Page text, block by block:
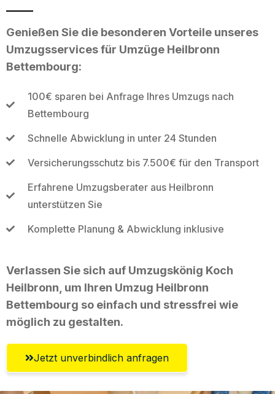
Genießen Sie die besonderen Vorteile unseres
Umzugsservices für Umzüge Heilbronn
Bettembourg:
100€ sparen bei Anfrage Ihres Umzugs nach
Bettembourg
Schnelle Abwicklung in unter 24 Stunden
Versicherungsschutz bis 7.500€ für den Transport
Erfahrene Umzugsberater aus Heilbronn
unterstützen Sie
Komplette Planung & Abwicklung inklusive
Verlassen Sie sich auf Umzugskönig Koch
Heilbronn, um Ihren Umzug Heilbronn
Bettembourg so einfach und stressfrei wie
möglich zu gestalten.
Jetzt unverbindlich anfragen